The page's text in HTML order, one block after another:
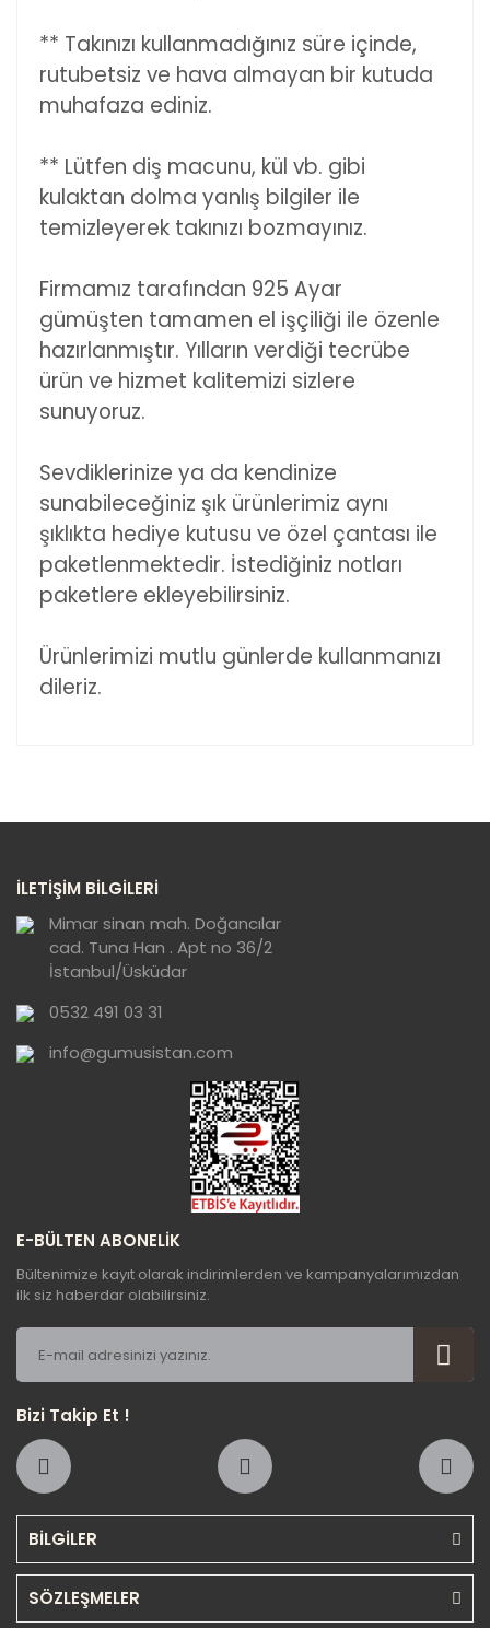
** Takınızı kullanmadığınız süre içinde,
rutubetsiz ve hava almayan bir kutuda
muhafaza ediniz.
** Lütfen diş macunu, kül vb. gibi
kulaktan dolma yanlış bilgiler ile
temizleyerek takınızı bozmayınız.
Firmamız tarafından 925 Ayar
gümüşten tamamen el işçiliği ile özenle
hazırlanmıştır. Yılların verdiği tecrübe
ürün ve hizmet kalitemizi sizlere
sunuyoruz.
Sevdiklerinize ya da kendinize
sunabileceğiniz şık ürünlerimiz aynı
şıklıkta hediye kutusu ve özel çantası ile
paketlenmektedir. İstediğiniz notları
paketlere ekleyebilirsiniz.
Ürünlerimizi mutlu günlerde kullanmanızı
dileriz.
görüntülenemiyor.
Ürün açıklamasında eksik bilgiler bulunuyor.
Ürün bilgilerinde hatalar bulunuyor.
Ürün fiyatı diğer sitelerden daha pahalı.
Bu ürüne benzer farklı alternatifler olmalı.
Gönder
İLETİŞİM BİLGİLERİ
Mimar sinan mah. Doğancılar
cad. Tuna Han . Apt no 36/2
İstanbul/Üsküdar
0532 491 03 31
info@gumusistan.com
BİLGİLER
SÖZLEŞMELER
E-BÜLTEN ABONELİK
Bültenimize kayıt olarak indirimlerden ve kampanyalarımızdan
ilk siz haberdar olabilirsiniz.
Bizi Takip Et !